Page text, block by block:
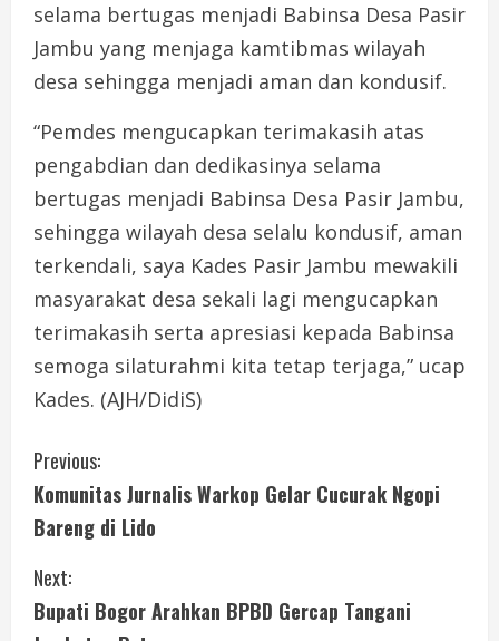
selama bertugas menjadi Babinsa Desa Pasir
Jambu yang menjaga kamtibmas wilayah
desa sehingga menjadi aman dan kondusif.
“Pemdes mengucapkan terimakasih atas
pengabdian dan dedikasinya selama
bertugas menjadi Babinsa Desa Pasir Jambu,
sehingga wilayah desa selalu kondusif, aman
terkendali, saya Kades Pasir Jambu mewakili
masyarakat desa sekali lagi mengucapkan
terimakasih serta apresiasi kepada Babinsa
semoga silaturahmi kita tetap terjaga,” ucap
Kades. (AJH/DidiS)
C
o
n
t
Previous:
Komunitas Jurnalis Warkop Gelar Cucurak Ngopi
Bareng di Lido
Next:
Bupati Bogor Arahkan BPBD Gercap Tangani